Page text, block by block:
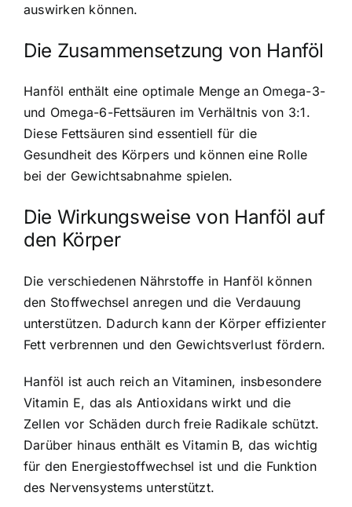
auswirken können.
Die Zusammensetzung von Hanföl
Hanföl enthält eine optimale Menge an Omega-3-
und Omega-6-Fettsäuren im Verhältnis von 3:1.
Diese Fettsäuren sind essentiell für die
Gesundheit des Körpers und können eine Rolle
bei der Gewichtsabnahme spielen.
Die Wirkungsweise von Hanföl auf
den Körper
Die verschiedenen Nährstoffe in Hanföl können
den Stoffwechsel anregen und die Verdauung
unterstützen. Dadurch kann der Körper effizienter
Fett verbrennen und den Gewichtsverlust fördern.
Hanföl ist auch reich an Vitaminen, insbesondere
Vitamin E, das als Antioxidans wirkt und die
Zellen vor Schäden durch freie Radikale schützt.
Darüber hinaus enthält es Vitamin B, das wichtig
für den Energiestoffwechsel ist und die Funktion
des Nervensystems unterstützt.